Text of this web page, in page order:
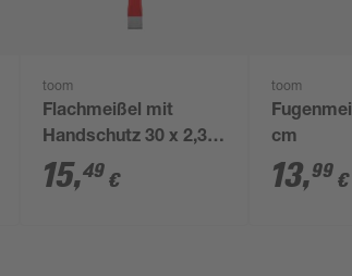
toom
Flachmeißel mit
Handschutz 30 x 2,3 x
1,3 cm
15,49 €
toom
cm
13,99 €